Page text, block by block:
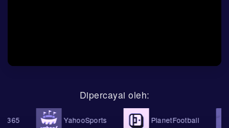
Dipercayai oleh:
YahooSports PlanetFootball